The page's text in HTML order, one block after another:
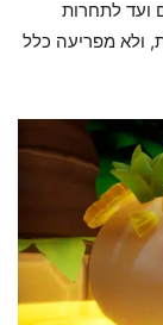
ועד לתחרות
ולא מפריעה כלל